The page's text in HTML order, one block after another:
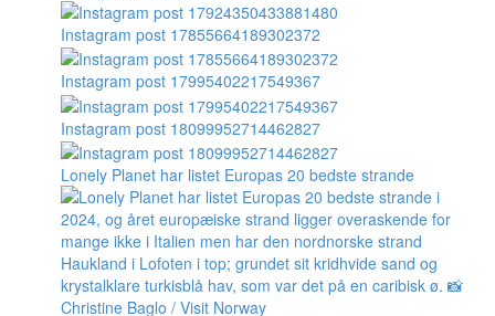
Instagram post 17855664189302372
Instagram post 17995402217549367
Instagram post 18099952714462827
Lonely Planet har listet Europas 20 bedste strande